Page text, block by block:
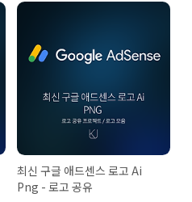
최신 구글 애드센스 로고 Ai
Png - 로고 공유